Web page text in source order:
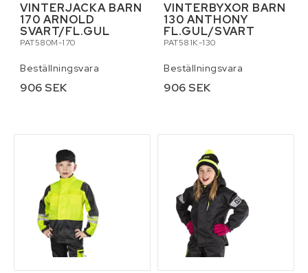
VINTERJACKA BARN
170 ARNOLD
SVART/FL.GUL
PAT580M-170
Beställningsvara
906 SEK
VINTERBYXOR BARN
130 ANTHONY
FL.GUL/SVART
PAT581K-130
Beställningsvara
906 SEK